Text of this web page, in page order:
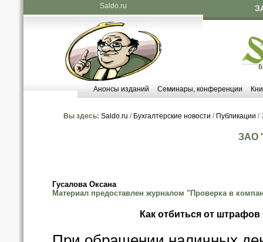
Saldo.ru
Анонсы изданий Семинары, конференции
Вы здесь: Saldo.ru / Бухгалтерские новости / Публикации /
ЗАО
Гусалова Оксана
Материал предоставлен журналом "Проверка в
Как отбиться от